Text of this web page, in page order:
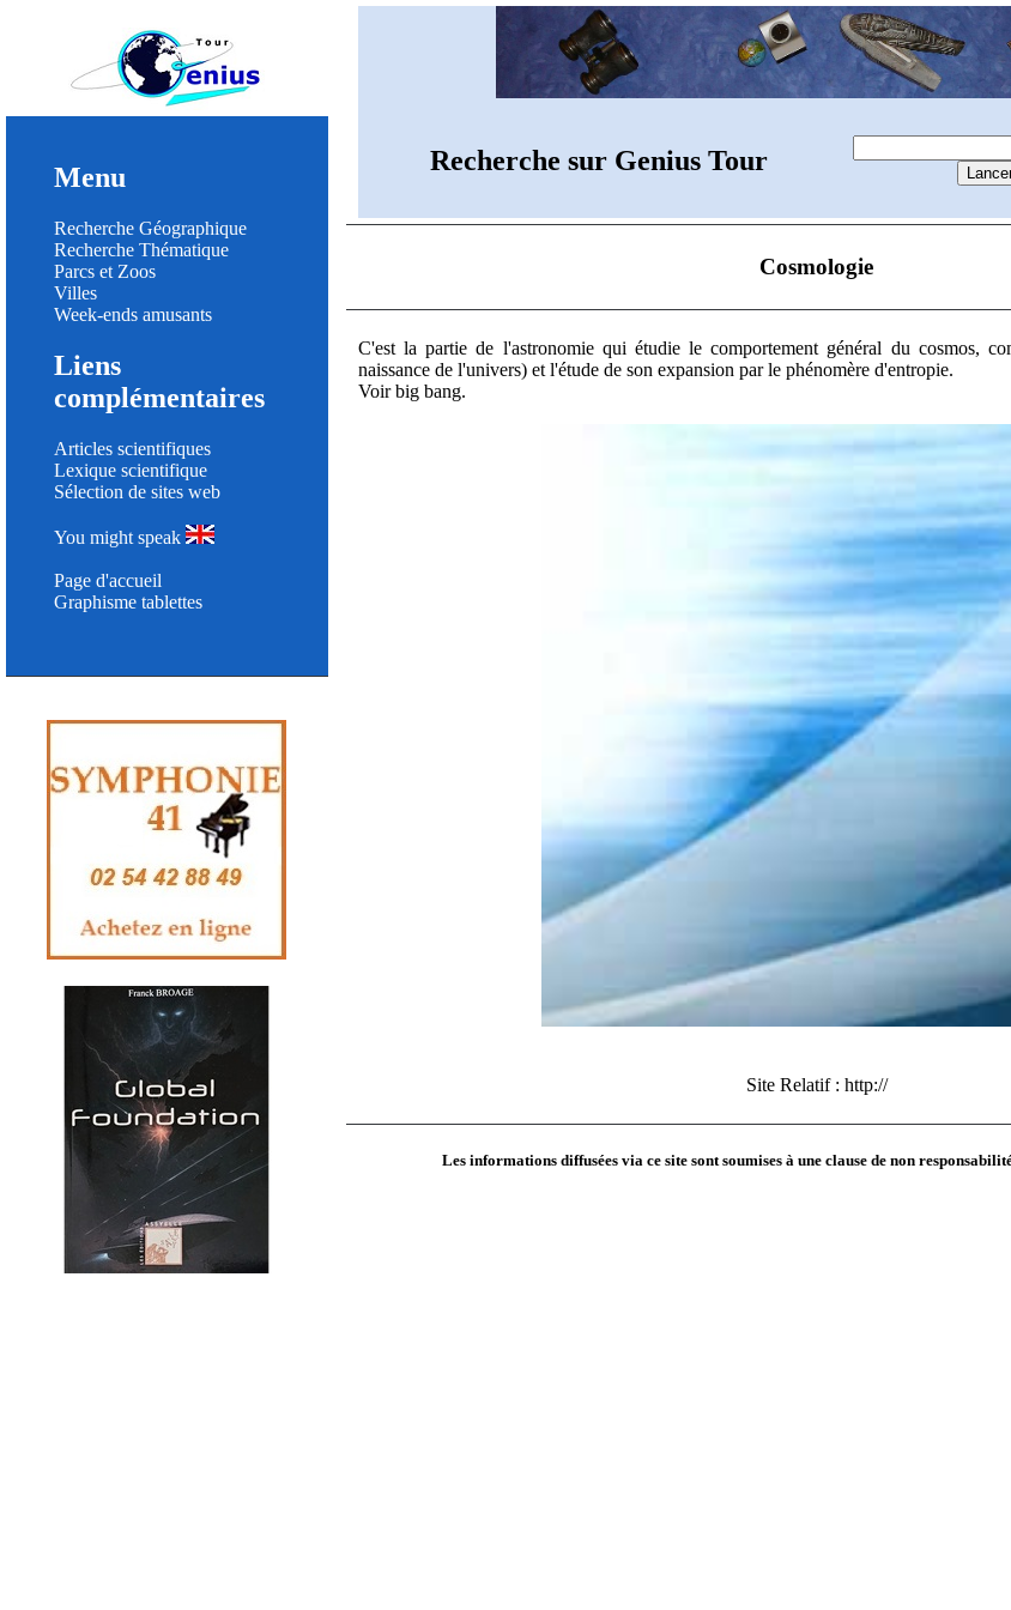
Menu
Recherche Géographique
Recherche Thématique
Parcs et Zoos
Villes
Week-ends amusants
Liens
complémentaires
Articles scientifiques
Lexique scientifique
Sélection de sites web
You might speak
Page d'accueil
Graphisme tablettes
Recherche sur Genius Tour
Cosmologie
C'est la partie de l'astronomie qui étudie le comportement général du cosmos,
naissance de l'univers) et l'étude de son expansion par le phénomère d'entropie.
Voir big bang.
Site Relatif : http://
Les informations diffusées via ce site sont soumises à une clause de non